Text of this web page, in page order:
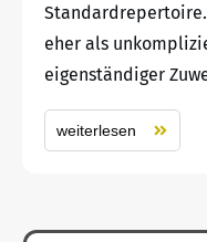
eher als
eigenständiger
weiterlesen